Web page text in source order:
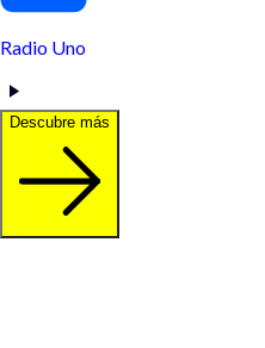
Radio Uno
Descubre más